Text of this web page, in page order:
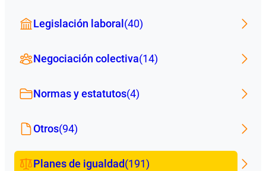
Legislación laboral (40)
Negociación colectiva(14)
Normas y estatutos(4)
Otros(94)
Planes de igualdad(191)